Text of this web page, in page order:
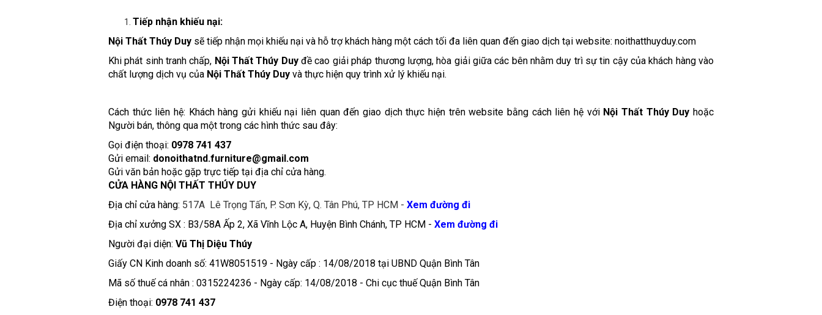
Tiếp nhận khiếu nại:
Nội Thất Thúy Duy sẽ tiếp nhận mọi khiếu nại và hỗ trợ khách hàng một cách tối đa liên quan đến giao dịch tại website: noithatthuyduy.com
Khi phát sinh tranh chấp, Nội Thất Thúy Duyđề cao giải pháp thương lượng, hòa giải giữa các bên nhằm duy trì sự tin cậy của khách hàng vào
chất lượng dịch vụ của Nội Thất Thúy Duy và thực hiện quy trình xử lý khiếu nại.
Cách thức liên hệ: Khách hàng gửi khiếu nại liên quan đến giao dịch thực hiện trên website bằng cách liên hệ với Nội Thất Thúy Duy hoặc
Người bán, thông qua một trong các hình thức sau đây:
Gọi điện thoại: 0978 741 437
Gửi email: donoithatnd.furniture@gmail.com
Gửi văn bản hoặc gặp trực tiếp tại địa chỉ cửa hàng.
CỬA HÀNG NỘI THẤT THÚY DUY
Địa chỉ cửa hàng: 517A Lê Trọng Tấn, P. Sơn Kỳ, Q. Tân Phú, TP HCM - Xem đường đi
Địa chỉ xưởng SX : B3/58A Ấp 2, Xã Vĩnh Lộc A, Huyện Bình Chánh, TP HCM - Xem đường đi
Người đại diện: Vũ Thị Diệu Thúy
Giấy CN Kinh doanh số: 41W8051519 - Ngày cấp : 14/08/2018 tại UBND Quận Bình Tân
Mã số thuế cá nhân : 0315224236 - Ngày cấp: 14/08/2018 - Chi cục thuế Quận Bình Tân
Điện thoại: 0978 741 437